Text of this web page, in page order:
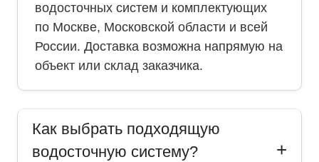
водосточных систем и комплектующих
по Москве, Московской области и всей
России. Доставка возможна напрямую на
объект или склад заказчика.
Как выбрать подходящую
водосточную систему?